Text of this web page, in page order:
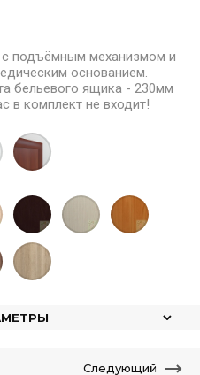
с подъёмным механизмом и
основанием.
бельевого ящика - 230мм
в комплект не входит!
Следующий